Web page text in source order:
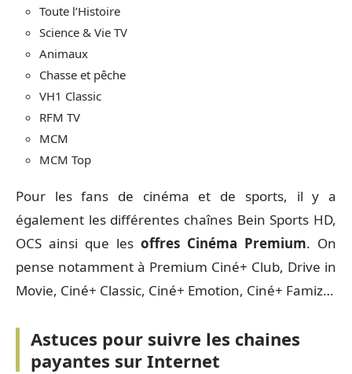
Toute l’Histoire
Science & Vie TV
Animaux
Chasse et pêche
VH1 Classic
RFM TV
MCM
MCM Top
Pour les fans de cinéma et de sports, il y a
également les différentes chaînes Bein Sports HD,
OCS ainsi que les offres Cinéma Premium. On
pense notamment à Premium Ciné+ Club, Drive in
Movie, Ciné+ Classic, Ciné+ Emotion, Ciné+ Famiz…
Astuces pour suivre les chaines
payantes sur Internet